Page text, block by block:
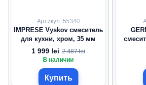
Артикул: 55340
IMPRESE Vyskov смеситель
для кухни, хром, 35 мм
1 999 lei 2 487 lei
В наличии
Купить